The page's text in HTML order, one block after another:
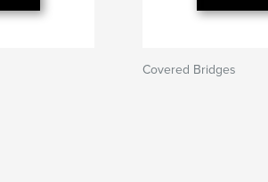
Covered Bridges